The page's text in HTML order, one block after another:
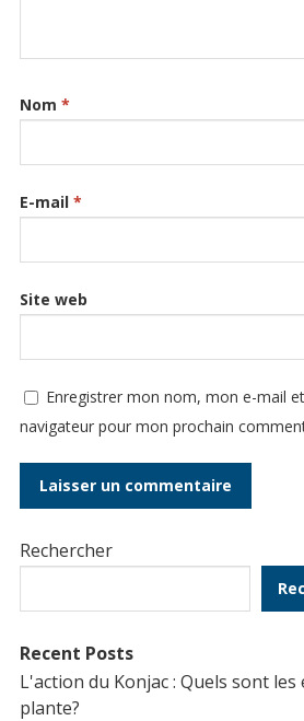
Nom *
E-mail *
Site web
Enregistrer mon nom, mon e-mail
navigateur pour mon prochain
Rechercher
Recent Posts
L'action du Konjac : Quels sont les
plante?